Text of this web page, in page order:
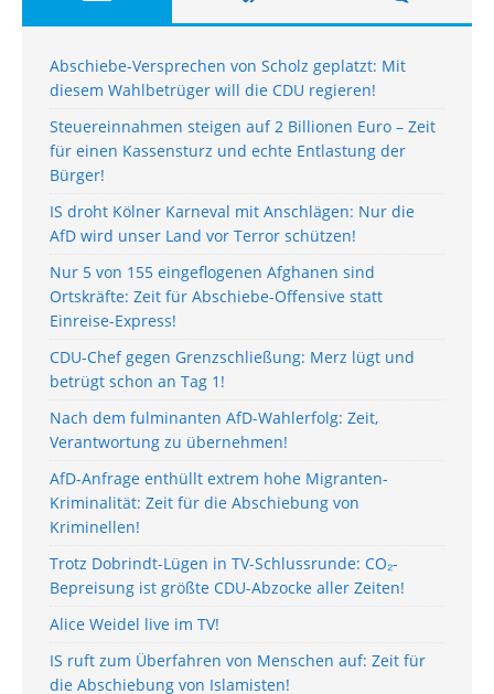
Abschiebe-Versprechen von Scholz geplatzt: Mit
diesem Wahlbetrüger will die CDU regieren!
Steuereinnahmen steigen auf 2 Billionen Euro – Zeit
für einen Kassensturz und echte Entlastung der
Bürger!
IS droht Kölner Karneval mit Anschlägen: Nur die
AfD wird unser Land vor Terror schützen!
Nur 5 von 155 eingeflogenen Afghanen sind
Ortskräfte: Zeit für Abschiebe-Offensive statt
Einreise-Express!
CDU-Chef gegen Grenzschließung: Merz lügt und
betrügt schon an Tag 1!
Nach dem fulminanten AfD-Wahlerfolg: Zeit,
Verantwortung zu übernehmen!
AfD-Anfrage enthüllt extrem hohe Migranten-
Kriminalität: Zeit für die Abschiebung von
Kriminellen!
Trotz Dobrindt-Lügen in TV-Schlussrunde: CO₂-
Bepreisung ist größte CDU-Abzocke aller Zeiten!
Alice Weidel live im TV!
IS ruft zum Überfahren von Menschen auf: Zeit für
die Abschiebung von Islamisten!